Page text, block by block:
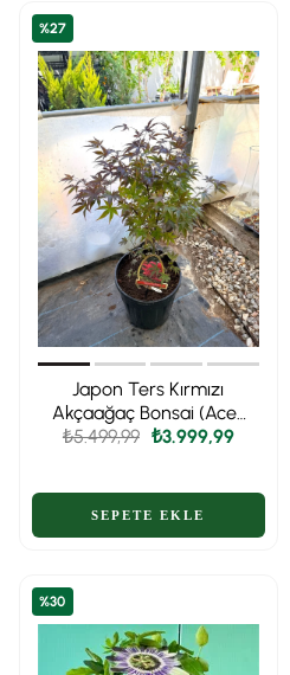
Japon Ters Kırmızı
Akçaağaç Bonsai (Acer
Palmatum) 60-70 cm –
₺3.999,99
₺5.499,99
%27
%30